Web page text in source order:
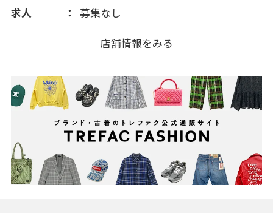
2010(27)
求人
募集なし
店舗情報をみる